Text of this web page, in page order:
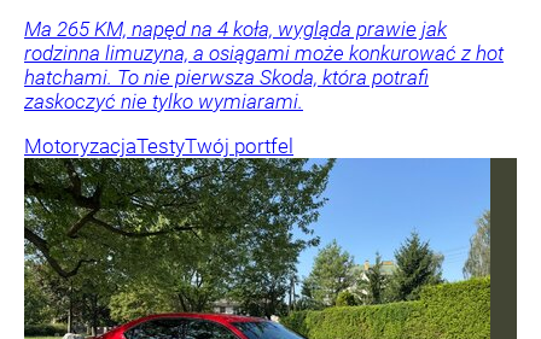
Ma 265 KM, napęd na 4 koła, wygląda prawie jak
rodzinna limuzyna, a osiągami może konkurować z hot
hatchami. To nie pierwsza Skoda, która potrafi
zaskoczyć nie tylko wymiarami.
MotoryzacjaTestyTwój portfel